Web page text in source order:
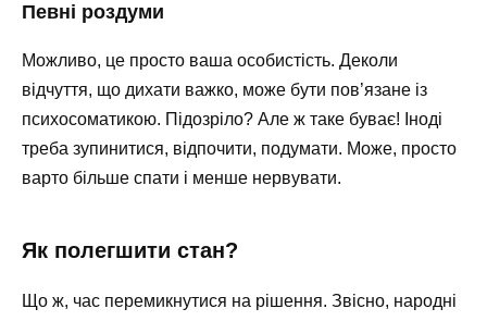
Певні роздуми
Можливо, це просто ваша особистість. Деколи
відчуття, що дихати важко, може бути пов’язане із
психосоматикою. Підозріло? Але ж таке буває! Іноді
треба зупинитися, відпочити, подумати. Може, просто
варто більше спати і менше нервувати.
Як полегшити стан?
Що ж, час перемикнутися на рішення. Звісно, народні